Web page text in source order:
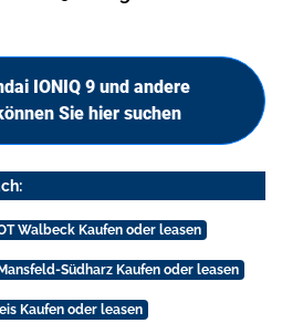
IONIQ 9 und andere
Sie hier suchen
Walbeck Kaufen oder leasen
Südharz Kaufen oder leasen
Kaufen oder leasen